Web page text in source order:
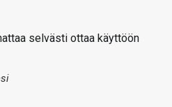
selvästi ottaa käyttöön